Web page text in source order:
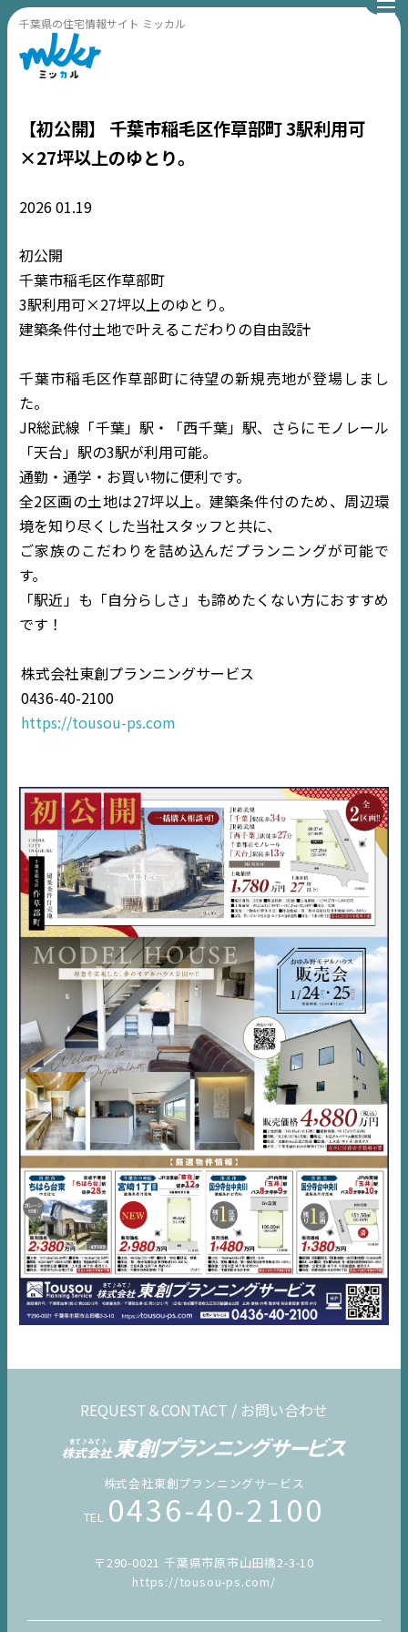
千葉県の住宅情報サイト ミッカル
NEWS
EVENT
住宅情報誌ミッケル
市原エリア
千葉エリア
内房エリア
デジタルサイネージ
不動産一括査定
コラム
【初公開】 千葉市稲毛区作草部町 3駅利用可
×27坪以上のゆとり。
202601.19
初公開
千葉市稲毛区作草部町
3駅利用可×27坪以上のゆとり。
建築条件付土地で叶えるこだわりの自由設計
千葉市稲毛区作草部町に待望の新規売地が登場しまし
た。
JR総武線「千葉」駅・「西千葉」駅、さらにモノレール
「天台」駅の3駅が利用可能。
通勤・通学・お買い物に便利です。
全2区画の土地は27坪以上。建築条件付のため、周辺環
境を知り尽くした当社スタッフと共に、
ご家族のこだわりを詰め込んだプランニングが可能で
す。
「駅近」も「自分らしさ」も諦めたくない方におすすめ
です！
株式会社東創プランニングサービス
0436-40-2100
https://tousou-ps.com
REQUEST＆CONTACT / お問い合わせ
株式会社東創プランニングサービス
TEL 0436-40-2100
〒290-0021 千葉県市原市山田橋2-3-10
https://tousou-ps.com/